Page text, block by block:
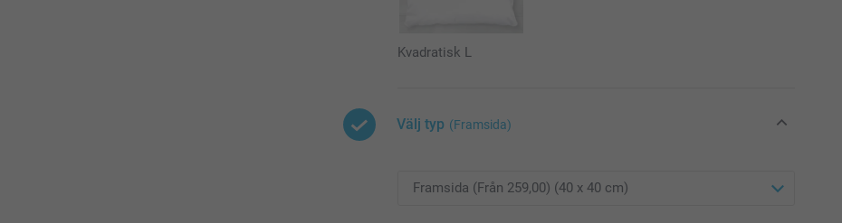
Kvadratisk L
Välj typ (Framsida)